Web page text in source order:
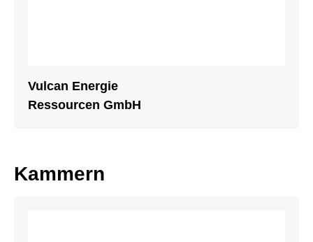
Vulcan Energie
Ressourcen GmbH
Kammern